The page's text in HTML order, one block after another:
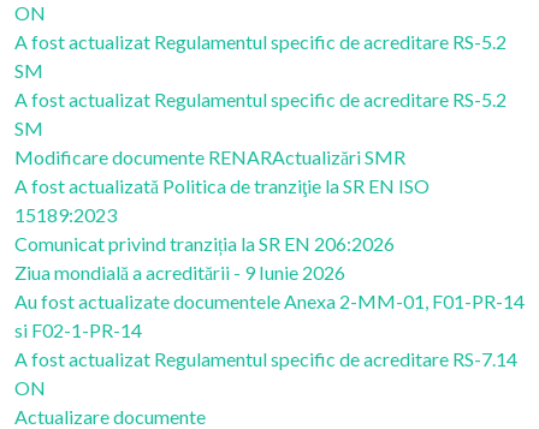
ON
A fost actualizat Regulamentul specific de acreditare RS-5.2
SM
A fost actualizat Regulamentul specific de acreditare RS-5.2
SM
Modificare documente RENARActualizări SMR
A fost actualizată Politica de tranziţie la SR EN ISO
15189:2023
Comunicat privind tranziția la SR EN 206:2026
Ziua mondială a acreditării - 9 Iunie 2026
Au fost actualizate documentele Anexa 2-MM-01, F01-PR-14
si F02-1-PR-14
A fost actualizat Regulamentul specific de acreditare RS-7.14
ON
Actualizare documente